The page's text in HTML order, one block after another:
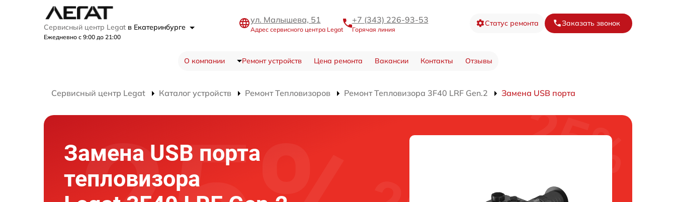
Сервисный центр Legat в Екатеринбурге
Ежедневно с 9:00 до 21:00
ул. Малышева, 51
Адрес сервисного центра Legat
+7 (343) 226-93-53
Горячая линия
Статус ремонта Заказать звонок
О компании Ремонт устройств Цена ремонта Вакансии Контакты Отзывы
Сервисный центр Legat Каталог устройств Ремонт Тепловизоров Ремонт Тепловизора 3F40 LRF Gen.2 Замена USB порта
Замена USB порта
тепловизора